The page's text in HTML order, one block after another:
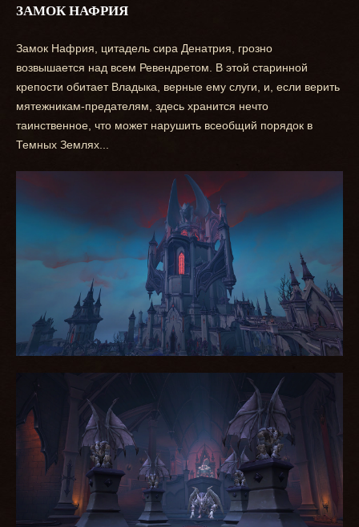
ЗАМОК НАФРИЯ
Замок Нафрия, цитадель сира Денатрия, грозно
возвышается над всем Ревендретом. В этой старинной
крепости обитает Владыка, верные ему слуги, и, если верить
мятежникам-предателям, здесь хранится нечто
таинственное, что может нарушить всеобщий порядок в
Темных Землях...